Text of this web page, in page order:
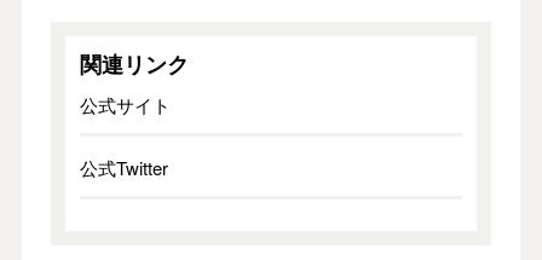
関連リンク
公式サイト
公式Twitter